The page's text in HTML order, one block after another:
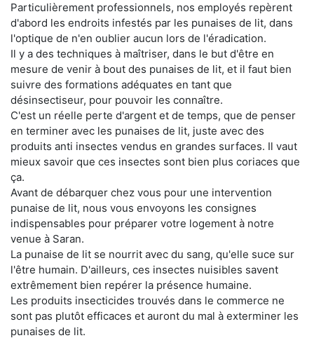
Particulièrement professionnels, nos employés repèrent
d'abord les endroits infestés par les punaises de lit, dans
l'optique de n'en oublier aucun lors de l'éradication.
Il y a des techniques à maîtriser, dans le but d'être en
mesure de venir à bout des punaises de lit, et il faut bien
suivre des formations adéquates en tant que
désinsectiseur, pour pouvoir les connaître.
C'est un réelle perte d'argent et de temps, que de penser
en terminer avec les punaises de lit, juste avec des
produits anti insectes vendus en grandes surfaces. Il vaut
mieux savoir que ces insectes sont bien plus coriaces que
ça.
Avant de débarquer chez vous pour une intervention
punaise de lit, nous vous envoyons les consignes
indispensables pour préparer votre logement à notre
venue à Saran.
La punaise de lit se nourrit avec du sang, qu'elle suce sur
l'être humain. D'ailleurs, ces insectes nuisibles savent
extrêmement bien repérer la présence humaine.
Les produits insecticides trouvés dans le commerce ne
sont pas plutôt efficaces et auront du mal à exterminer les
punaises de lit.